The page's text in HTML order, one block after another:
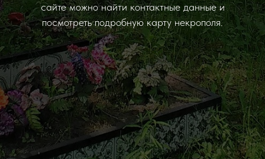
сайте можно найти контактные данные и
посмотреть подробную карту некрополя.